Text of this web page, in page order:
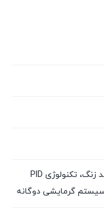
فیلتر دوگانه استبل ضد زنگ، تکنولوژی PID
گرمایشی دوگانه